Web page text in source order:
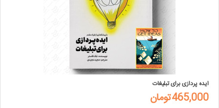
ایده پردازی برای تبلیغات
465,000تومان